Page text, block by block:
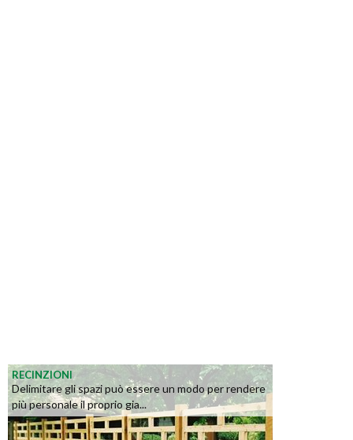
RECINZIONI
Delimitare gli spazi può essere un modo per rendere
più personale il proprio gia...